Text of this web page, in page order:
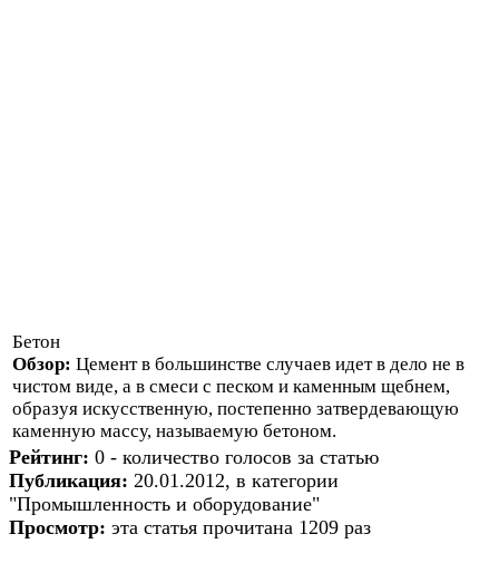
Бетон
Обзор: Цемент в большинстве случаев идет в дело не в
чистом виде, а в смеси с песком и каменным щебнем,
образуя искусственную, постепенно затвердевающую
каменную массу, называемую бетоном.
Рейтинг: 0 - количество голосов за статью
Публикация: 20.01.2012, в категории
"Промышленность и оборудование"
Просмотр: эта статья прочитана 1209 раз